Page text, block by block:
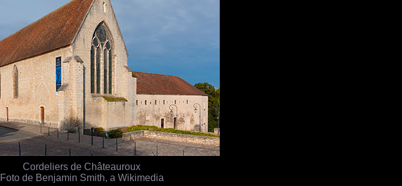
Cordeliers de Châteauroux
Foto de Benjamin Smith, a Wikimedia